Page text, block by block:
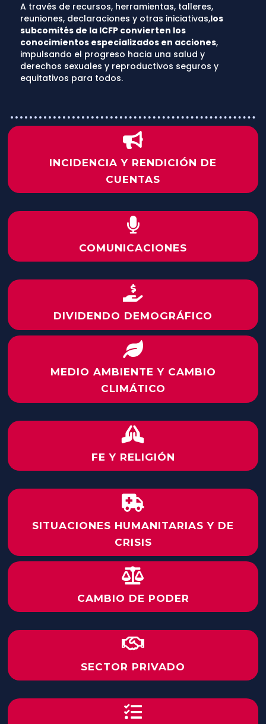
A través de recursos, herramientas, talleres,
reuniones, declaraciones y otras iniciativas,los
subcomités de la ICFP convierten los
conocimientos especializados en acciones,
impulsando el progreso hacia una salud y
derechos sexuales y reproductivos seguros y
equitativos para todos.

INCIDENCIA Y RENDICIÓN DE
CUENTAS

COMUNICACIONES

DIVIDENDO DEMOGRÁFICO

MEDIO AMBIENTE Y CAMBIO
CLIMÁTICO

FE Y RELIGIÓN

SITUACIONES HUMANITARIAS Y DE
CRISIS

CAMBIO DE PODER

SECTOR PRIVADO
